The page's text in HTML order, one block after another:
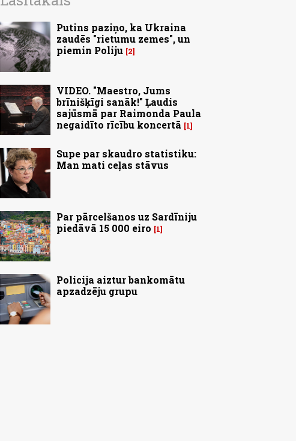
Putins paziņo, ka Ukraina
zaudēs "rietumu zemes", un
piemin Poliju 2
VIDEO. "Maestro, Jums
brīnišķīgi sanāk!" Ļaudis
sajūsmā par Raimonda Paula
negaidīto rīcību koncertā
1
Supe par skaudro statistiku:
Man mati ceļas stāvus
Par pārcelšanos uz Sardīniju
piedāvā 15 000 eiro
1
Policija aiztur bankomātu
apzadzēju grupu